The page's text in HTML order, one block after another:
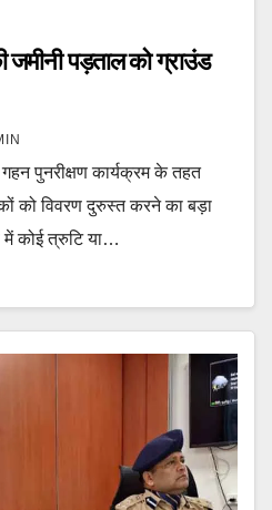
जमीनी पड़ताल को ग्राउंड
पुनरीक्षण कार्यक्रम के तहत
को विवरण दुरुस्त करने का बड़ा
कोई त्रुटि या…